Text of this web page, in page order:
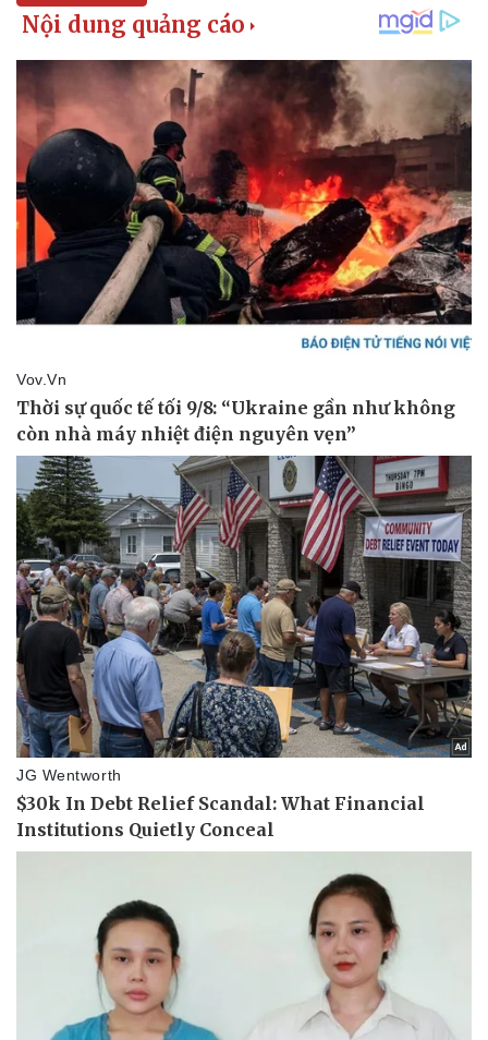
Dinh dưỡng - món ngon
Cây thuốc
Sản phụ khoa
Nhi khoa
Nam khoa
Làm đẹp - giảm cân
Phòng mạch online
Ăn sạch sống khỏe
Nhà đẹp
Blog
Tình yêu - Gia đình